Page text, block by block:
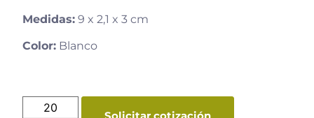
Medidas: 9 x 2,1 x 3 cm
Color: Blanco